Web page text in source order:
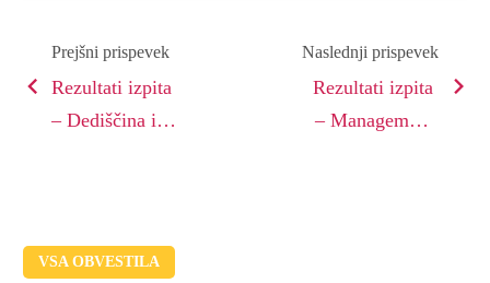
Prejšni prispevek
Rezultati izpita
– Dediščina in
Naslednji prispevek
Rezultati izpita
– Management
VSA OBVESTILA